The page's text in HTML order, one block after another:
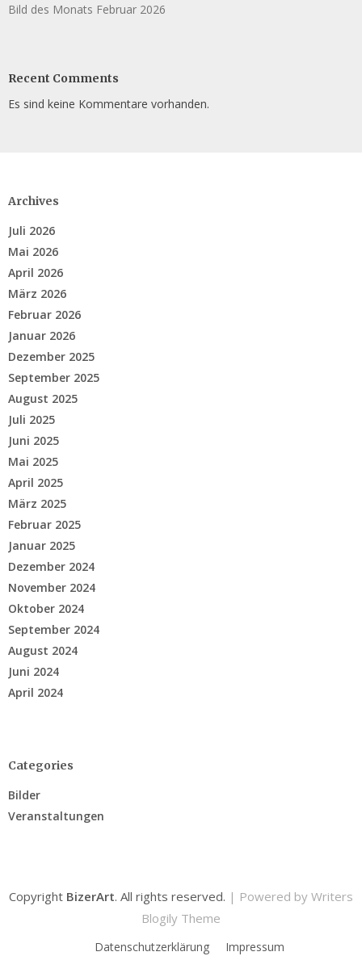
Bild des Monats Februar 2026
Recent Comments
Es sind keine Kommentare vorhanden.
Archives
Juli 2026
Mai 2026
April 2026
März 2026
Februar 2026
Januar 2026
Dezember 2025
September 2025
August 2025
Juli 2025
Juni 2025
Mai 2025
April 2025
März 2025
Februar 2025
Januar 2025
Dezember 2024
November 2024
Oktober 2024
September 2024
August 2024
Juni 2024
April 2024
Categories
Bilder
Veranstaltungen
Copyright BizerArt. All rights reserved. | Powered by Writers
Blogily Theme
Datenschutzerklärung Impressum